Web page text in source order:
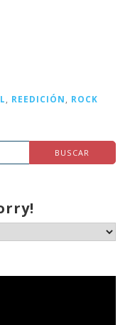
REEDICIÓN ROCK